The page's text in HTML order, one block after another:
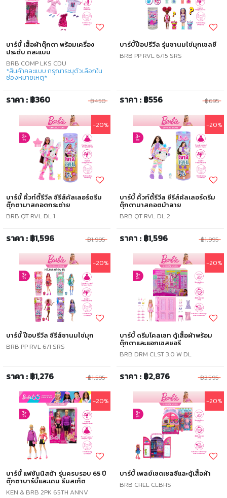
บาร์บี้ เสื้อผ้าตุ๊กตา พร้อมเครื่อง
ประดับ คละแบบ
BRB COMP LKS CDU
*สินค้าคละแบบ กรุณาระบุตัวเลือกใน
ช่องหมายเหตุ*
ราคา : ฿360 ฿450
บาร์บี้ป๊อปรีวีล รุ่นชานมไข่มุกเชลซี
BRB PP RVL 6/15 SRS
ราคา : ฿556 ฿695
-20%
บาร์บี้ คิ้วท์ตี้รีวีล ซีรีส์คัลเลอร์ดรีม
ตุ๊กตามาสคอตกระต่าย
BRB QT RVL DL 1
ราคา : ฿1,596 ฿1,995
-20%
บาร์บี้ คิ้วท์ตี้รีวีล ซีรีส์คัลเลอร์ดรีม
ตุ๊กตามาสคอตม้าลาย
BRB QT RVL DL 2
ราคา : ฿1,596 ฿1,995
-20%
บาร์บี้ ป๊อบรีวีล ซีรีส์ชานมไข่มุก
BRB PP RVL 6/1 SRS
ราคา : ฿1,276 ฿1,595
-20%
บาร์บี้ ดรีมโคลเซท ตู้เสื้อผ้าพร้อม
ตุ๊กตาและแอกเซสซอรี
BRB DRM CLST 3.0 W DL
ราคา : ฿2,876 ฿3,595
-20%
บาร์บี้ แฟชันนิสต้า รุ่นครบรอบ 65 ปี
ตุ๊กตาบาร์บี้และเคน ธีมสเก็ต
KEN & BRB 2PK 65TH ANNV
-20%
บาร์บี้ เพลย์เซตเชลซีและตู้เสื้อผ้า
BRB CHEL CLBHS